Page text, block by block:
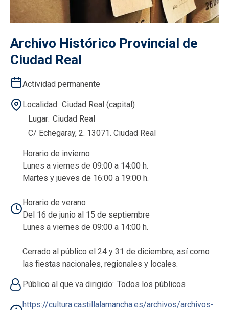
Archivo Histórico Provincial de
Ciudad Real
Actividad permanente
Localidad Ciudad Real (capital)
Lugar Ciudad Real
C/ Echegaray, 2. 13071. Ciudad Real
Horario de invierno
Lunes a viernes de 09:00 a 14:00 h.
Martes y jueves de 16:00 a 19:00 h.
Horario de verano
Del 16 de junio al 15 de septiembre
Lunes a viernes de 09:00 a 14:00 h.
Cerrado al público el 24 y 31 de diciembre, así como
las fiestas nacionales, regionales y locales.
Público al que va dirigido Todos los públicos
https://cultura.castillalamancha.es/archivos/archivos-